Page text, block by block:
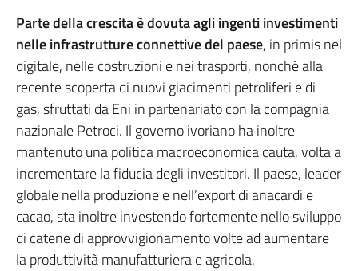
Parte della crescita è dovuta agli ingenti investimenti
nelle infrastrutture connettive del paese, in primis nel
digitale, nelle costruzioni e nei trasporti, nonché alla
recente scoperta di nuovi giacimenti petroliferi e di
gas, sfruttati da Eni in partenariato con la compagnia
nazionale Petroci. Il governo ivoriano ha inoltre
mantenuto una politica macroeconomica cauta, volta a
incrementare la fiducia degli investitori. Il paese, leader
globale nella produzione e nell’export di anacardi e
cacao, sta inoltre investendo fortemente nello sviluppo
di catene di approvvigionamento volte ad aumentare
la produttività manufatturiera e agricola.